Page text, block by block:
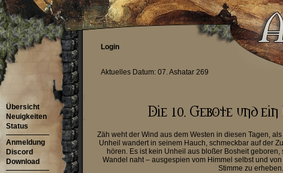
Login
Aktuelles Datum: 07. Ashatar 269
Übersicht
Neuigkeiten
Status
Anmeldung
Discord
Download
Zäh weht der Wind aus dem Westen in diesen Tagen,
Unheil wandert in seinem Hauch, schmeckbar auf der
hören. Es ist kein Unheil aus bloßer Bosheit
Wandel naht – ausgespien vom Himmel selbst und
Stimme zu erheben.